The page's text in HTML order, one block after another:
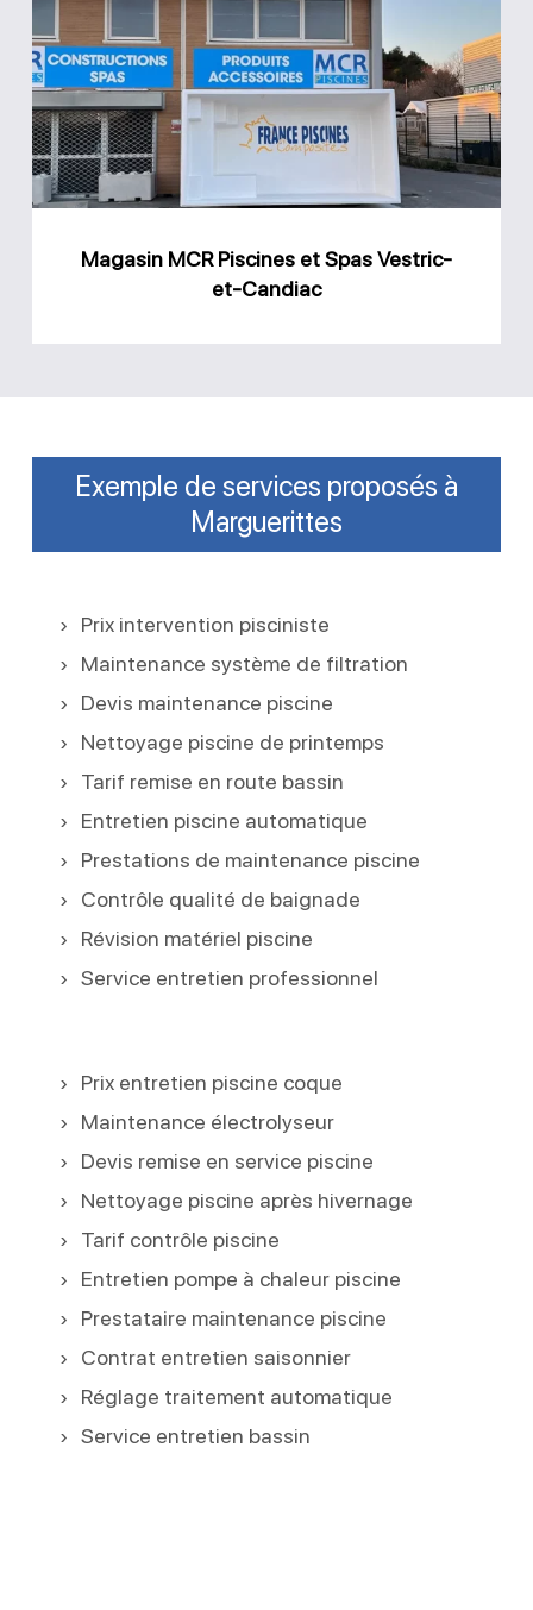
Piscines
et
Spas
Vestric-
et-
Magasin MCR Piscines et Spas Vestric-
et-Candiac
Exemple de services proposés à
Marguerittes
Prix intervention pisciniste
Maintenance système de filtration
Devis maintenance piscine
Nettoyage piscine de printemps
Tarif remise en route bassin
Entretien piscine automatique
Prestations de maintenance piscine
Contrôle qualité de baignade
Révision matériel piscine
Service entretien professionnel
Prix entretien piscine coque
Maintenance électrolyseur
Devis remise en service piscine
Nettoyage piscine après hivernage
Tarif contrôle piscine
Entretien pompe à chaleur piscine
Prestataire maintenance piscine
Contrat entretien saisonnier
Réglage traitement automatique
Service entretien bassin